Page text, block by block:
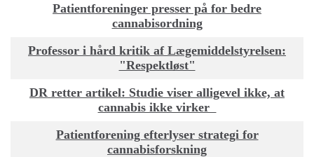
Patientforeninger presser på for bedre
cannabisordning
Professor i hård kritik af Lægemiddelstyrelsen:
"Respektløst"
DR retter artikel: Studie viser alligevel ikke, at
cannabis ikke virker
Patientforening efterlyser strategi for
cannabisforskning